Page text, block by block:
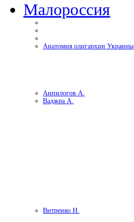
Малороссия
Анатомия олигархии Украины
Анпилогов А.
Ваджра А.
Витренко Н.